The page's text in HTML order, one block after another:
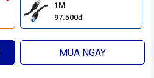
1M
97.500đ
MUA NGAY